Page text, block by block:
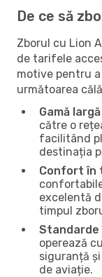
De ce să
Zborul cu Lion
de tarifele
motive pentru
următoarea
Gamă
către o
facilitând
destinația
Confort în
excelentă
timpul
Standarde
operează
siguranță
de aviație.